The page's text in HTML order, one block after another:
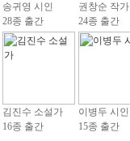
송귀영 시인
28종 출간
권창순 작가
24종 출간
김진수 소설가
16종 출간
이병두 시인
15종 출간